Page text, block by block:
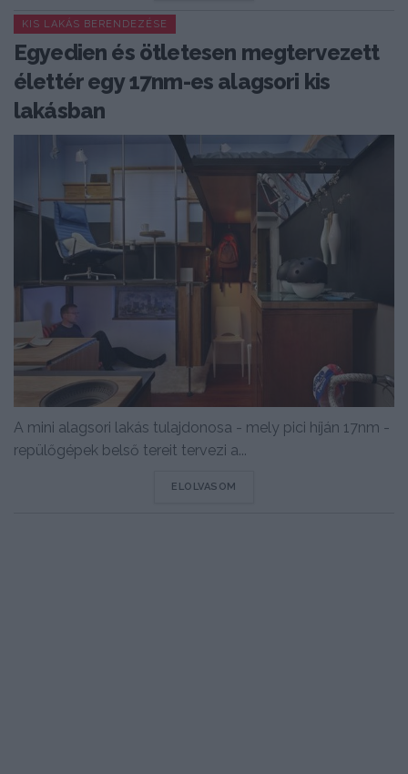
KIS LAKÁS BERENDEZÉSE
Egyedien és ötletesen megtervezett
élettér egy 17nm-es alagsori kis
lakásban
A mini alagsori lakás tulajdonosa - mely pici híján 17nm -
repülőgépek belső tereit tervezi a...
ELOLVASOM